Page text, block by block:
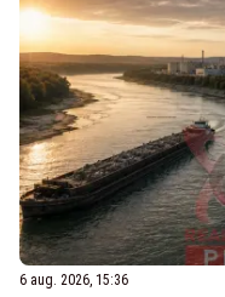
6 aug. 2026, 15:36